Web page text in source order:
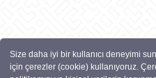
Size daha iyi bir kullanıcı deneyimi
için çerezler (cookie) kullanıyoruz.